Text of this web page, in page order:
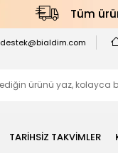
Tüm
destek@bialdim.com
TARİHSİZ TAKVİMLER